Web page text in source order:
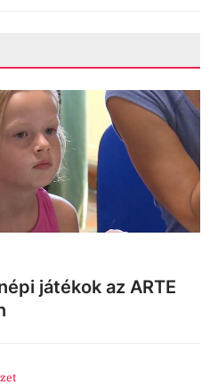
játékok az ARTE